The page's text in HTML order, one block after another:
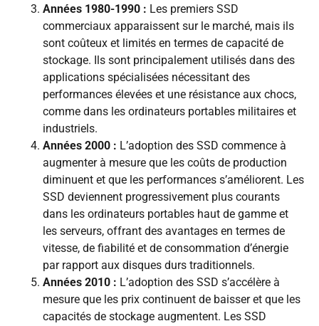
Années 1980-1990 : Les premiers SSD
commerciaux apparaissent sur le marché, mais ils
sont coûteux et limités en termes de capacité de
stockage. Ils sont principalement utilisés dans des
applications spécialisées nécessitant des
performances élevées et une résistance aux chocs,
comme dans les ordinateurs portables militaires et
industriels.
Années 2000 : L’adoption des SSD commence à
augmenter à mesure que les coûts de production
diminuent et que les performances s’améliorent. Les
SSD deviennent progressivement plus courants
dans les ordinateurs portables haut de gamme et
les serveurs, offrant des avantages en termes de
vitesse, de fiabilité et de consommation d’énergie
par rapport aux disques durs traditionnels.
Années 2010 : L’adoption des SSD s’accélère à
mesure que les prix continuent de baisser et que les
capacités de stockage augmentent. Les SSD